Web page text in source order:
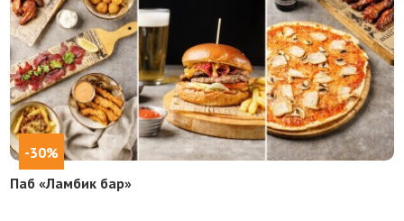
-30%
Паб «Ламбик бар»